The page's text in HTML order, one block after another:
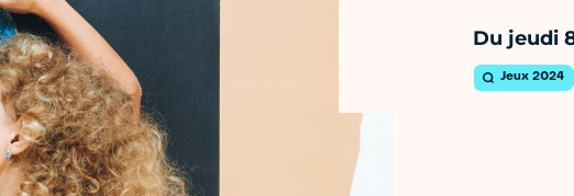
Du jeudi
Jeux 2024